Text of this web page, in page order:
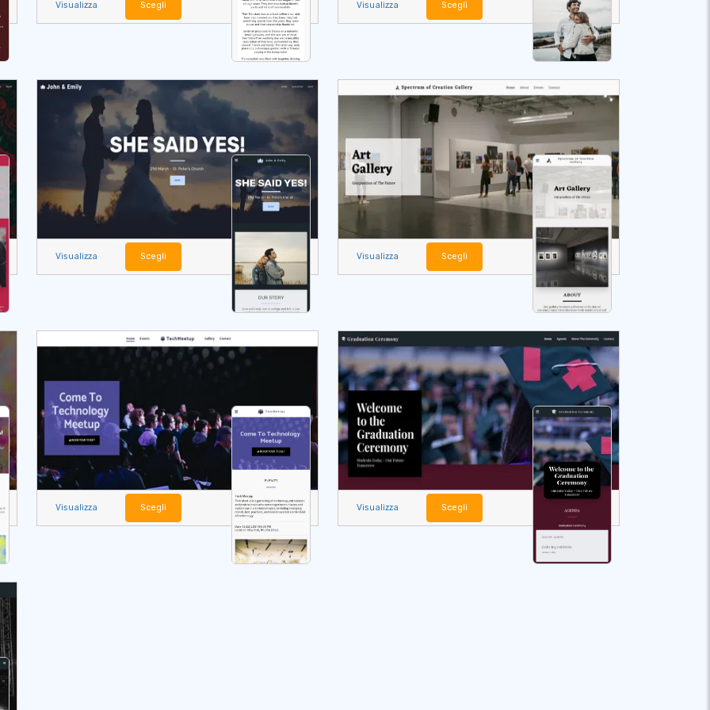
Visualizza Scegli Visualizza Scegli
Visualizza Scegli Visualizza Scegli
Visualizza Scegli Visualizza Scegli